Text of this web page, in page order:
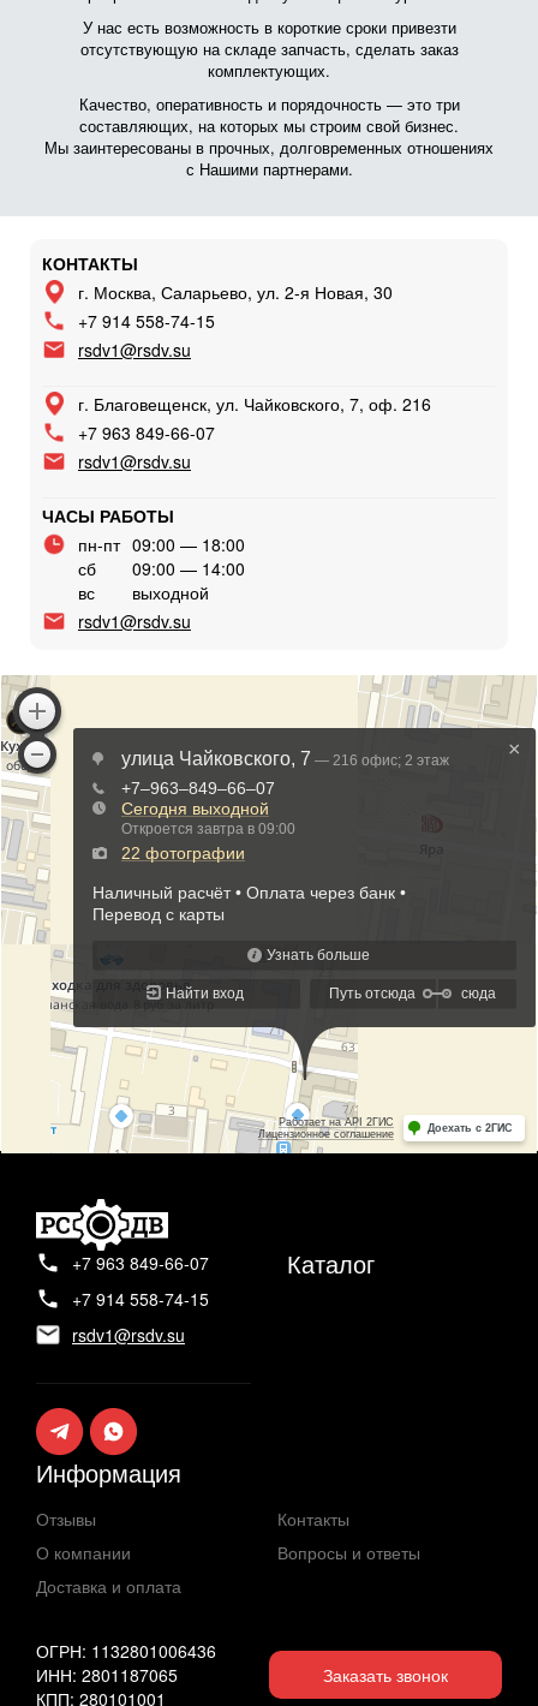
У нас есть возможность в короткие сроки привезти
отсутствующую на складе запчасть, сделать заказ
комплектующих.
Качество, оперативность и порядочность — это три
составляющих, на которых мы строим свой бизнес.
Мы заинтересованы в прочных, долговременных отношениях
с Нашими партнерами.
КОНТАКТЫ
г. Москва, Саларьево, ул. 2-я Новая, 30
+7 914 558-74-15
rsdv1@rsdv.su
г. Благовещенск, ул. Чайковского, 7, оф. 216
+7 963 849-66-07
rsdv1@rsdv.su
ЧАСЫ РАБОТЫ
пн-пт 09:00 — 18:00
сб
09:00 — 14:00
вс
выходной
rsdv1@rsdv.su
ОГРН: 1132801006436
ИНН: 2801187065
КПП: 280101001
Заказать звонок
+7 963 849-66-07
+7 914 558-74-15
rsdv1@rsdv.su
Каталог
Информация
Отзывы
О компании
Доставка и оплата
Контакты
Вопросы и ответы